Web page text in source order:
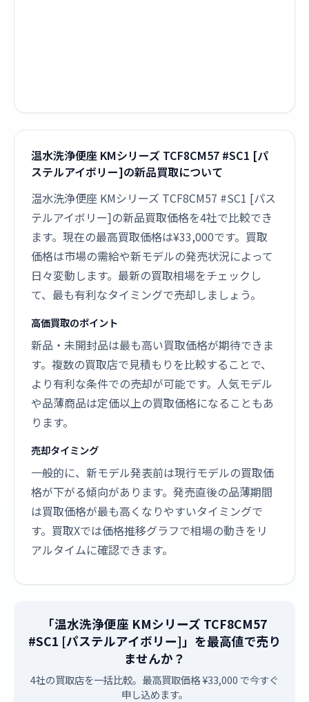
温水洗浄便座 KMシリーズ TCF8CM57 #SC1 [パ
ステルアイボリー]の新品買取について
温水洗浄便座 KMシリーズ TCF8CM57 #SC1 [パス
テルアイボリー]の新品買取価格を4社で比較でき
ます。現在の最高買取価格は¥33,000です。買取
価格は市場の需給や新モデルの発売状況によって
日々変動します。最新の買取相場をチェックし
て、最も有利なタイミングで売却しましょう。
高価買取のポイント
新品・未開封品は最も高い買取価格が期待できま
す。複数の買取店で見積もりを比較することで、
より有利な条件での売却が可能です。人気モデル
や品薄商品は定価以上の買取価格になることもあ
ります。
売却タイミング
一般的に、新モデル発表前は現行モデルの買取価
格が下がる傾向があります。発売直後の品薄期間
は買取価格が最も高くなりやすいタイミングで
す。買取Xでは価格推移グラフで相場の動きをリ
アルタイムに確認できます。
「温水洗浄便座 KMシリーズ TCF8CM57
#SC1 [パステルアイボリー]」を最高値で売り
ませんか？
4社の買取店を一括比較。最高買取価格 ¥33,000 で今すぐ
申し込めます。